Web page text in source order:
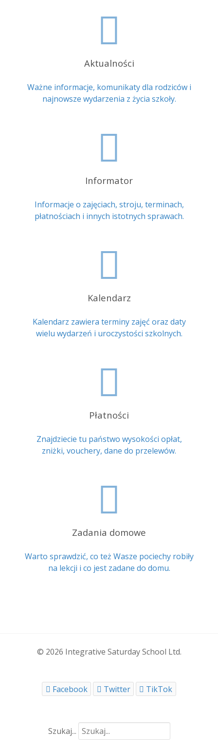
Aktualności
Ważne informacje, komunikaty dla rodziców i
najnowsze wydarzenia z życia szkoły.
Informator
Informacje o zajęciach, stroju, terminach,
płatnościach i innych istotnych sprawach.
Kalendarz
Kalendarz zawiera terminy zajęć oraz daty
wielu wydarzeń i uroczystości szkolnych.
Płatności
Znajdziecie tu państwo wysokości opłat,
zniżki, vouchery, dane do przelewów.
Zadania domowe
Warto sprawdzić, co też Wasze pociechy robiły
na lekcji i co jest zadane do domu.
© 2026 Integrative Saturday School Ltd.
Facebook Twitter TikTok
Szukaj...